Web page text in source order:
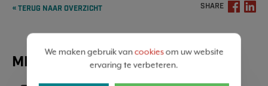
« TERUG NAAR OVERZICHT SHARE
MEER NIEUWS
We maken gebruik vancookiesom uw website
ervaring te verbeteren.